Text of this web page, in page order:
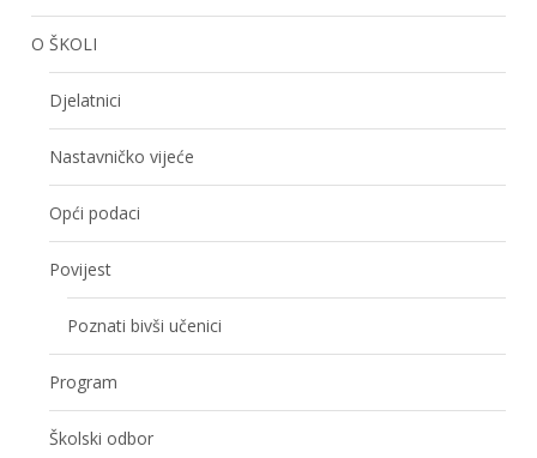
O ŠKOLI
Djelatnici
Nastavničko vijeće
Opći podaci
Povijest
Poznati bivši učenici
Program
Školski odbor